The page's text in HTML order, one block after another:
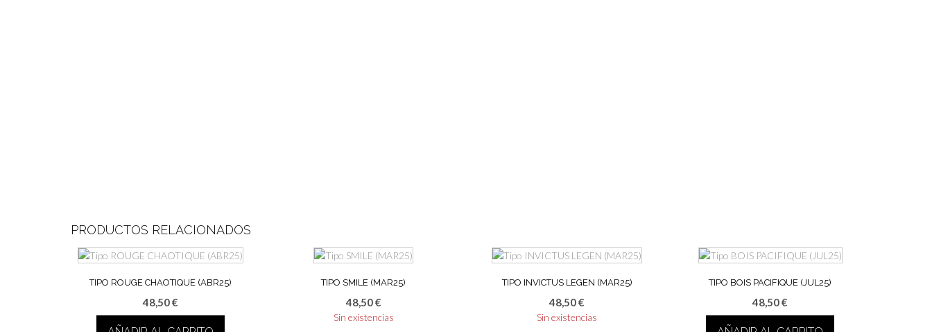
PRODUCTOS RELACIONADOS
TIPO ROUGE CHAOTIQUE (ABR25)
48,50€
TIPO SMILE (MAR25)
48,50€
Sin existencias
TIPO INVICTUS LEGEN (MAR25)
48,50€
Sin existencias
TIPO BOIS PACIFIQUE (JUL25)
48,50€